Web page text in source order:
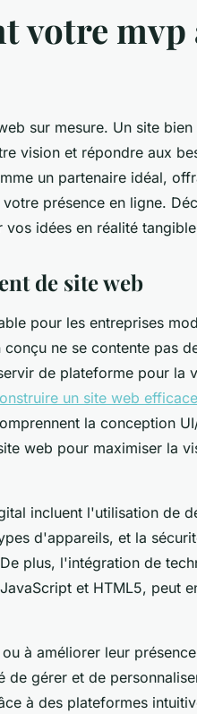
votre mvp
sur mesure. Un site
vision et répondre aux
un partenaire idéal,
présence en ligne.
idées en réalité
de site web
pour les entreprises
ne se contente pas
de plateforme pour la
un site web efficace
la conception
web pour maximiser la
incluent l'utilisation de
d'appareils, et la
plus, l'intégration de
et HTML5, peut
à améliorer leur
gérer et de
à des plateformes